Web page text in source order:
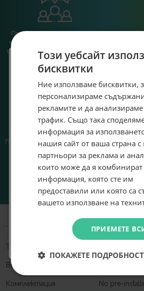
При нас говориш с реален
човек, не с чатбот, когато
имаш нужда от консултация
или справяне с проблем.
Предлагаме различни методи
възможност за плащане с
криптовалута.
Ние
го
Информация
Тип кутия
Вентилатори
Side: 1 x 120
Комплектация
No pre-
Този уебсайт
бисквитки
Ние използваме бисквитки,
персонализираме
рекламите и да
трафик. Също така
информация за
нашия сайт от ваша страна
партньори за реклама и
които може да я комбинират
информация, която сте им
предоставили или която са
вашето използване на
ПРИЕМЕТЕ
ПОКАЖЕТЕ
Специален
теб!
Абонирай се за ексклузивни
специални предложения само
въведеш само email адрес и
първата ти
Email
Не искам